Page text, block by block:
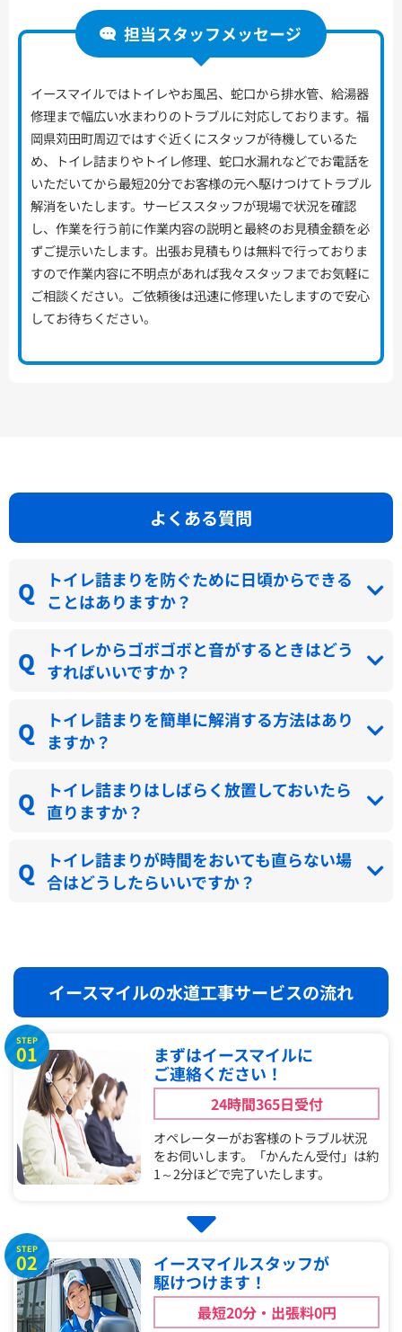
担当スタッフメッセージ
イースマイルではトイレやお風呂、蛇口から排水管、給湯器
修理まで幅広い水まわりのトラブルに対応しております。福
岡県苅田町周辺ではすぐ近くにスタッフが待機しているた
め、トイレ詰まりやトイレ修理、蛇口水漏れなどでお電話を
いただいてから最短20分でお客様の元へ駆けつけてトラブル
解消をいたします。サービススタッフが現場で状況を確認
し、作業を行う前に作業内容の説明と最終のお見積金額を必
ずご提示いたします。出張お見積もりは無料で行っておりま
すので作業内容に不明点があれば我々スタッフまでお気軽に
ご相談ください。ご依頼後は迅速に修理いたしますので安心
してお待ちください。
よくある質問
トイレ詰まりを防ぐために日頃からできる
ことはありますか？
トイレからゴボゴボと音がするときはどう
すればいいですか？
トイレ詰まりを簡単に解消する方法はあり
ますか？
トイレ詰まりはしばらく放置しておいたら
直りますか？
トイレ詰まりが時間をおいても直らない場
合はどうしたらいいですか？
イースマイルの水道工事サービスの流れ
STEP
01
まずはイースマイルに
ご連絡ください！
24時間365日受付
オペレーターがお客様のトラブル状況
をお伺いします。「かんたん受付」は約
1～2分ほどで完了いたします。
STEP
02
イースマイルスタッフが
駆けつけます！
最短20分・出張料0円